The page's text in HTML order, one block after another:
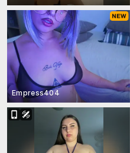
Empress404